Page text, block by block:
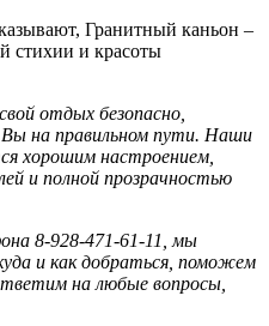
Гранитный каньон –
стихии и красоты
отдых безопасно,
на правильном пути. Наши
хорошим настроением,
и полной прозрачностью
8-928-471-61-11, мы
и как добраться, поможем
на любые вопросы,